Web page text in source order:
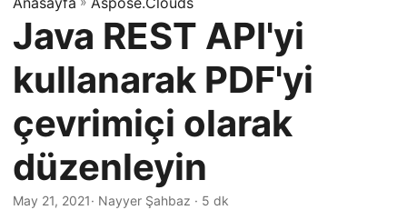
m
i
e
ğ
i
ş
Java REST API'yi
kullanarak PDF'yi
çevrimiçi olarak
düzenleyin
May 21, 2021· Nayyer Şahbaz · 5 dk